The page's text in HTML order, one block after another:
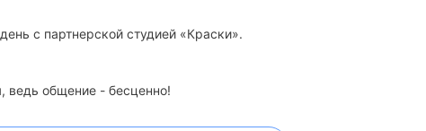
с партнерской студией «Краски».
ведь общение - бесценно!